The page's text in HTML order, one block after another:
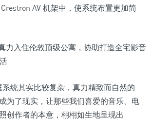
AV 机架中，使系统布置更加简
系统其实比较复杂，真力精致而自然的
为了现实，让那些我们喜爱的音乐、电
创作者的本意，栩栩如生地呈现出